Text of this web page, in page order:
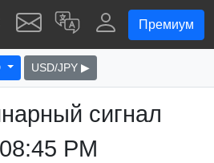
Премиум
USD/JPY ▶
сигнал
08:45 PM